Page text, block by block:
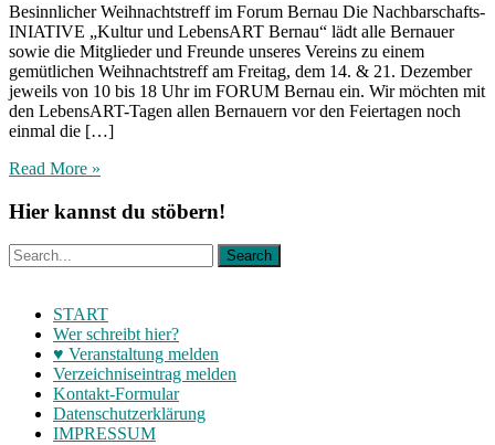
Besinnlicher Weihnachtstreff im Forum Bernau Die Nachbarschafts-
INIATIVE „Kultur und LebensART Bernau“ lädt alle Bernauer
sowie die Mitglieder und Freunde unseres Vereins zu einem
gemütlichen Weihnachtstreff am Freitag, dem 14. & 21. Dezember
jeweils von 10 bis 18 Uhr im FORUM Bernau ein. Wir möchten mit
den LebensART-Tagen allen Bernauern vor den Feiertagen noch
einmal die […]
Read More »
Hier kannst du stöbern!
START
Wer schreibt hier?
♥ Veranstaltung melden
Verzeichniseintrag melden
Kontakt-Formular
Datenschutzerklärung
IMPRESSUM